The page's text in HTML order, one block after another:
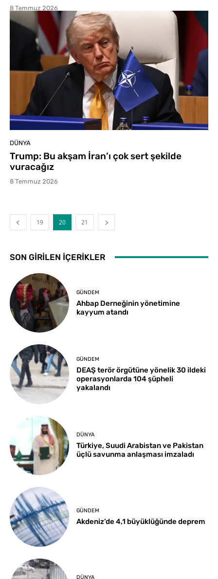
8 Temmuz 2026
DÜNYA
Trump: Bu akşam İran’ı çok sert şekilde
vuracağız
8 Temmuz 2026
19 20 21
SON GIRILEN İÇERIKLER
GÜNDEM
Ahbap Derneğinin yönetimine
kayyum atandı
GÜNDEM
DEAŞ terör örgütüne yönelik 30 ildeki
operasyonlarda 104 şüpheli
yakalandı
DÜNYA
Türkiye, Suudi Arabistan ve Pakistan
üçlü savunma anlaşması imzaladı
GÜNDEM
Akdeniz’de 4,1 büyüklüğünde deprem
DÜNYA